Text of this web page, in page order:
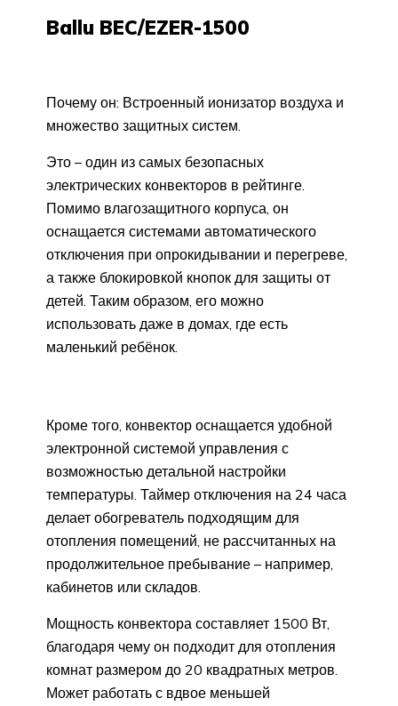
Ballu BEC/EZER-1500
Почему он: Встроенный ионизатор воздуха и
множество защитных систем.
Это – один из самых безопасных
электрических конвекторов в рейтинге.
Помимо влагозащитного корпуса, он
оснащается системами автоматического
отключения при опрокидывании и перегреве,
а также блокировкой кнопок для защиты от
детей. Таким образом, его можно
использовать даже в домах, где есть
маленький ребёнок.
Кроме того, конвектор оснащается удобной
электронной системой управления с
возможностью детальной настройки
температуры. Таймер отключения на 24 часа
делает обогреватель подходящим для
отопления помещений, не рассчитанных на
продолжительное пребывание – например,
кабинетов или складов.
Мощность конвектора составляет 1500 Вт,
благодаря чему он подходит для отопления
комнат размером до 20 квадратных метров.
Может работать с вдвое меньшей